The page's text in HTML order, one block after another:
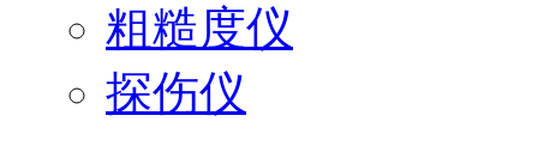
粗糙度仪
探伤仪